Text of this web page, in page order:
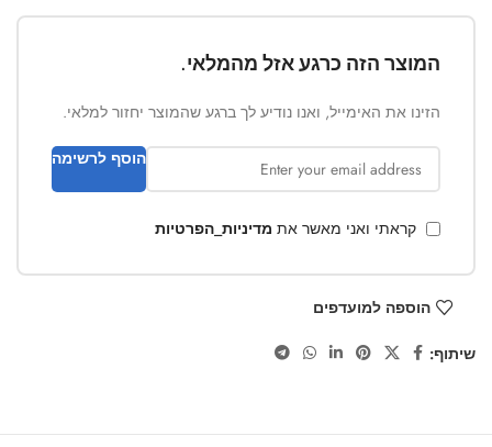
המוצר הזה כרגע אזל מהמלאי.
הזינו את האימייל, ואנו נודיע לך ברגע שהמוצר יחזור למלאי.
הוסף לרשימה
קראתי ואני מאשר את מדיניות_הפרטיות
הוספה למועדפים
שיתוף: